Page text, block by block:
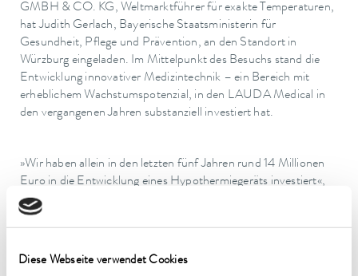
Diese Webseite verwendet Cookies
GMBH & CO. KG, Weltmarktführer für exakte Temperaturen,
hat Judith Gerlach, Bayerische Staatsministerin für
Gesundheit, Pflege und Prävention, an den Standort in
Würzburg eingeladen. Im Mittelpunkt des Besuchs stand die
Entwicklung innovativer Medizintechnik – ein Bereich mit
erheblichem Wachstumspotenzial, in den LAUDA Medical in
den vergangenen Jahren substanziell investiert hat.
»Wir haben allein in den letzten fünf Jahren rund 14 Millionen
Euro in die Entwicklung eines Hypothermiegeräts investiert«,
unterstreicht Dr. Gunther Wobser, Geschäftsführender
Gesellschafter der LAUDA DR. R. WOBSER GMBH & CO.